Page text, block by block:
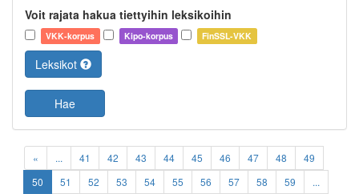
Voit rajata hakua tiettyihin leksikoihin
VKK-korpus Kipo-korpus FinSSL-VKK
Leksikot
Hae
« ... 41 42 43 44 45 46 47 48
49
50
51 52 53 54 55 56 57 58 59
...